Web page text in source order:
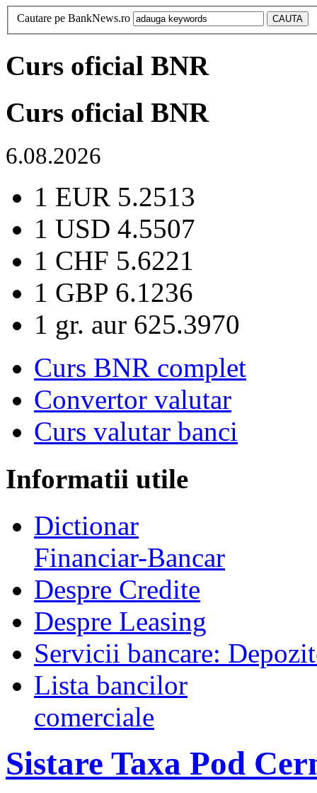
Cautare pe BankNews.ro
Curs oficial BNR
Curs oficial BNR
6.08.2026
1 EUR 5.2513
1 USD 4.5507
1 CHF 5.6221
1 GBP 6.1236
1 gr. aur 625.3970
Curs BNR complet
Convertor valutar
Curs valutar banci
Informatii utile
Dictionar
Financiar-Bancar
Despre Credite
Despre Leasing
Servicii bancare:
Lista bancilor
comerciale
Sistare Taxa Pod